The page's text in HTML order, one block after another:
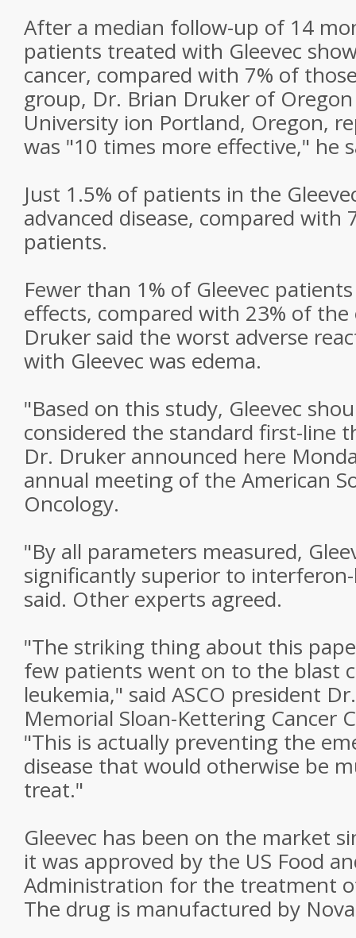
After a median follow-up of 14
patients treated with Gleevec
cancer, compared with 7% of
group, Dr. Brian Druker of
University ion Portland, Oregon,
was "10 times more effective," he
Just 1.5% of patients in the
advanced disease, compared with
patients.
Fewer than 1% of Gleevec
effects, compared with 23% of
Druker said the worst adverse
with Gleevec was edema.
"Based on this study, Gleevec
considered the standard first-line
Dr. Druker announced here
annual meeting of the American
Oncology.
"By all parameters measured,
significantly superior to
said. Other experts agreed.
"The striking thing about this
few patients went on to the blast
leukemia," said ASCO president
Memorial Sloan-Kettering Cancer
"This is actually preventing the
disease that would otherwise be
treat."
Gleevec has been on the market
it was approved by the US Food
Administration for the treatment
The drug is manufactured by